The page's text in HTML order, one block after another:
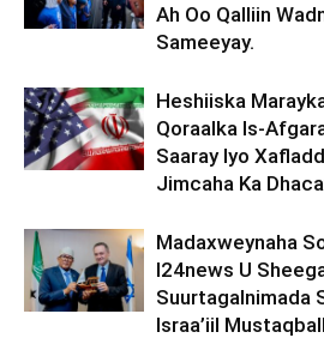
Ah Oo Qalliin
Sameeyay.
Heshiiska
Qoraalka Is-
Saaray Iyo
Jimcaha Ka
Madaxweynaha
I24news U
Suurtagalnimada
Israa’iil